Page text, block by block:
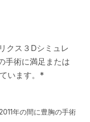
クス３Dシミュレ
手術に満足または
います。*
年の間に豊胸の手術